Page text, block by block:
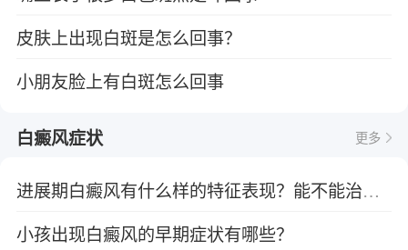
皮肤上出现白斑是怎么回事？
小朋友脸上有白斑怎么回事
白癜风症状 更多
进展期白癜风有什么样的特征表现？能不能治好？
小孩出现白癜风的早期症状有哪些？